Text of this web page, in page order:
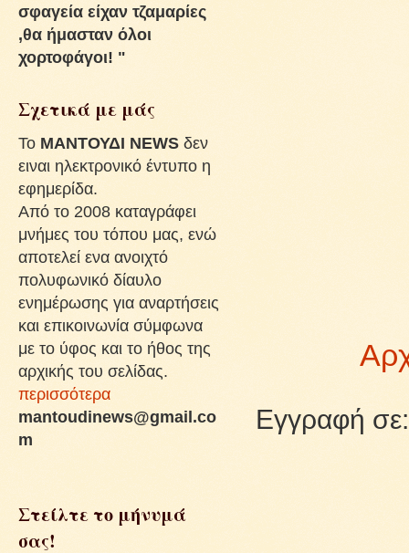
Εγγραφή
σφαγεία είχαν τζαμαρίες
,θα ήμασταν όλοι
χορτοφάγοι! "
Σχετικά με μάς
To ΜΑΝΤΟΥΔΙ NEWS δεν
ειναι ηλεκτρονικό έντυπο η
εφημερίδα.
Από το 2008 καταγράφει
μνήμες του τόπου μας, ενώ
αποτελεί ενα ανοιχτό
πολυφωνικό δίαυλο
ενημέρωσης για αναρτήσεις
και επικοινωνία σύμφωνα
με το ύφος και το ήθος της
αρχικής του σελίδας.
περισσότερα
mantoudinews@gmail.co
m
Στείλτε το μήνυμά
σας!